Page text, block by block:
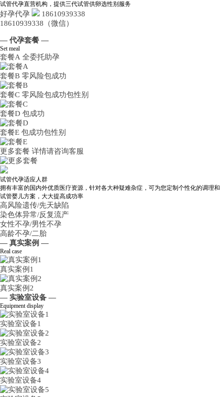
试管代孕直营机构，提供三代试管供卵选性别服务
好孕代孕
18610939338
18610939338（微信）
— 代孕套餐 —
Set meal
套餐A 全委托助孕
套餐B 零风险包成功
套餐C 零风险包成功包性别
套餐D 包成功
套餐E 包成功包性别
更多套餐 详情请咨询客服
试管代孕适应人群
拥有丰富的国内外优质医疗资源，针对各大种疑难杂症，可为您定制个性化的调理和
试管婴儿方案，大大提高成功率
高风险遗传/先天缺陷
染色体异常/反复流产
女性不孕/男性不孕
高龄不孕/二胎
— 真实案例 —
Real case
真实案例1
真实案例2
— 实验室设备 —
Equipment display
实验室设备1
实验室设备2
实验室设备3
实验室设备4